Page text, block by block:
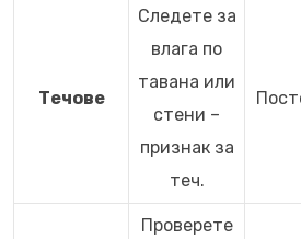
Течове
Следете за
влага по
тавана или
стени –
признак за
теч.
Проверете